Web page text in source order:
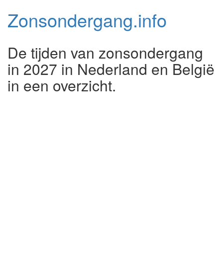
Zonsondergang.info
De tijden van zonsondergang
in 2027 in Nederland en België
in een overzicht.